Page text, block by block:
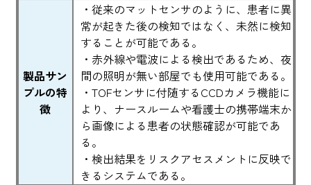
製品サン
プルの特
徴
・従来のマットセンサのように、患者に異
常が起きた後の検知ではなく、未然に検知
することが可能である。
・赤外線や電波による検出であるため、夜
間の照明が無い部屋でも使用可能である。
・TOFセンサに付随するCCDカメラ機能に
より、ナースルームや看護士の携帯端末か
ら画像による患者の状態確認が可能であ
る。
・検出結果をリスクアセスメントに反映で
きるシステムである。